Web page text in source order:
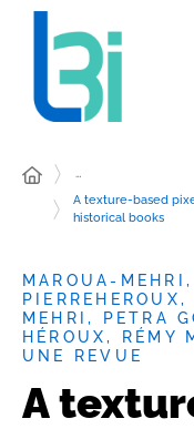
…
A texture-based
historical books
MAROUA-
MEHRI, PETRA
HÉROUX, RÉMY
UNE REVUE
A